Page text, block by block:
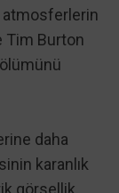
atmosferlerin
Tim Burton
daha
karanlık
görsellik,